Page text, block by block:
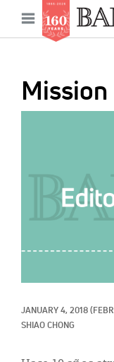
main
Open
JANUARY 4, 2018
SHIAO CHONG
Main
navigation
News
Features